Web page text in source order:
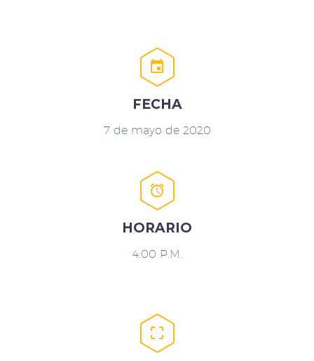


FECHA
7 de mayo de 2020


HORARIO
4:00 P.M.

